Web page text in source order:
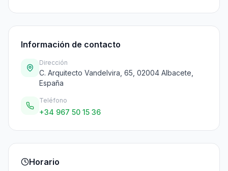
Información de contacto
Dirección
C. Arquitecto Vandelvira, 65, 02004 Albacete,
España
Teléfono
+34 967 50 15 36
Horario